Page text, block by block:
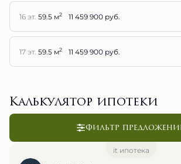
17 эт.59.5 м2 11 459 900 руб.
Фильтр предложений
it ипотека
ДОМ РФ Банк